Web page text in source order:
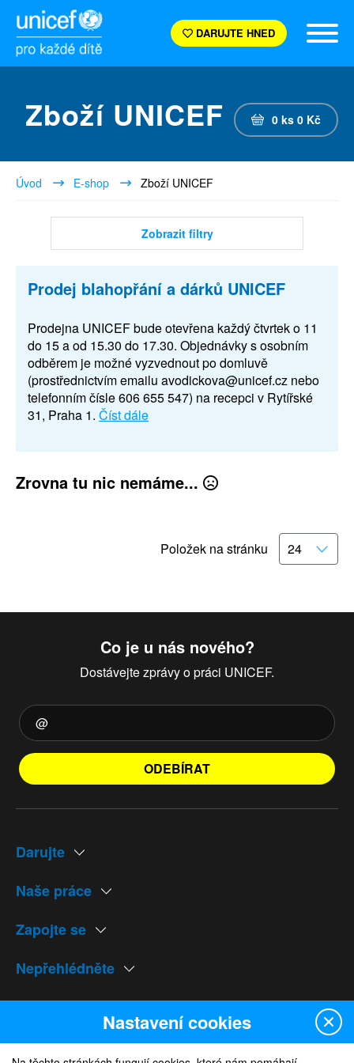
DARUJTE HNED
Zboží UNICEF 0 ks 0 Kč
Úvod E-shop Zboží UNICEF
Zobrazit filtry
Prodej blahopřání a dárků UNICEF
Prodejna UNICEF bude otevřena každý čtvrtek o 11
do 15 a od 15.30 do 17.30. Objednávky s osobním
odběrem je možné vyzvednout po domluvě
(prostřednictvím emailu avodickova@unicef.cz nebo
telefonním čísle 606 655 547) na recepci v Rytířské
31, Praha 1. Číst dále
Zrovna tu nic nemáme...
Položek na stránku
Co je u nás nového?
Dostávejte zprávy o práci UNICEF.
ODEBÍRAT
Darujte
Naše práce
Zapojte se
Nepřehlédněte
Naše weby
Nastavení cookies